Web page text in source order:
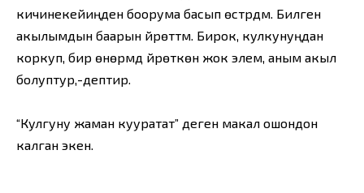
кичинекейиңден боорума басып өстүрдүм. Билген
акылымдын баарын үйрөттүм. Бирок, кулкунуңдан
коркуп, бир өнөрүмдү үйрөткөн жок элем, аным акыл
болуптур,-дептир.
“Кулгуну жаман кууратат” деген макал ошондон
калган экен.